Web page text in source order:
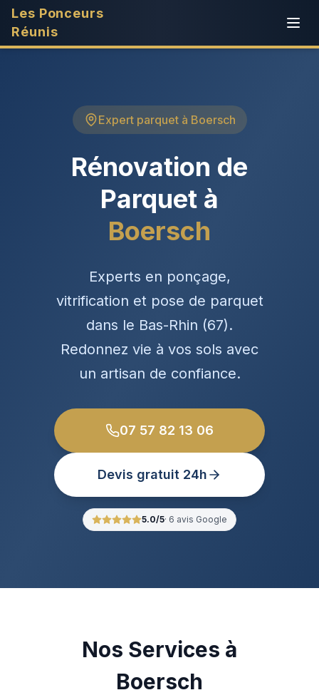
Les Ponceurs
Réunis
Expert parquet à Boersch
Rénovation de
Parquet à
Boersch
Experts en ponçage,
vitrification et pose de parquet
dans le Bas-Rhin (67).
Redonnez vie à vos sols avec
un artisan de confiance.
07 57 82 13 06
Devis gratuit 24h
5.0/5· 6 avis Google
Nos Services à
Boersch